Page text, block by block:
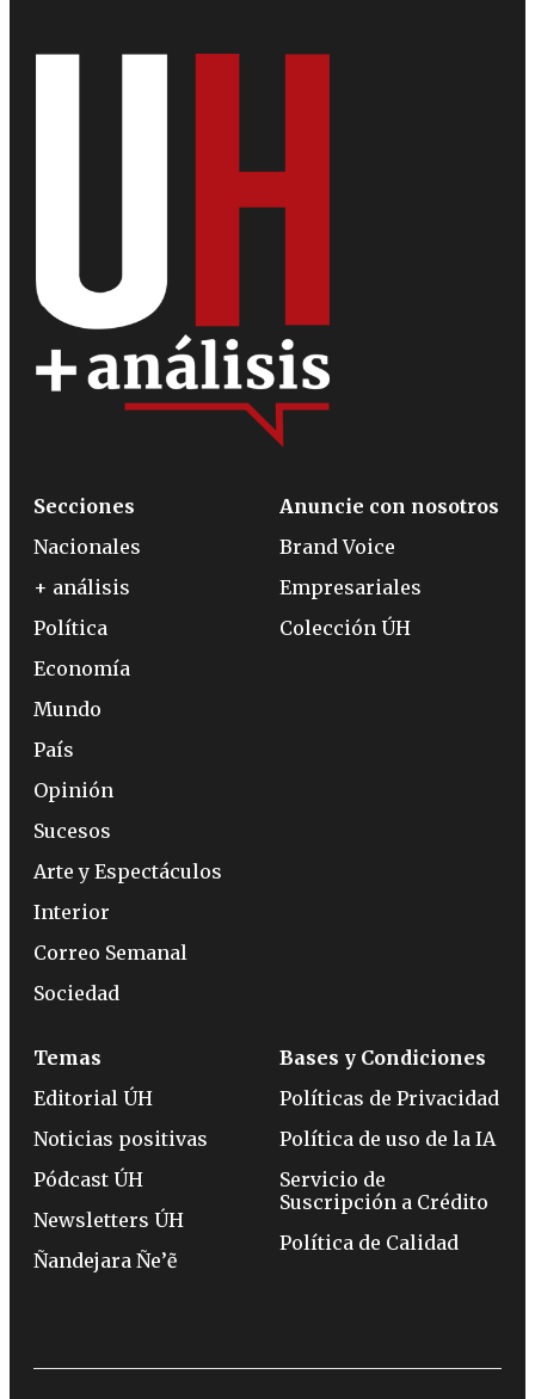
Secciones
Nacionales
+ análisis
Política
Economía
Mundo
País
Opinión
Sucesos
Arte y Espectáculos
Interior
Correo Semanal
Sociedad
Anuncie con nosotros
Brand Voice
Empresariales
Colección ÚH
Temas
Editorial ÚH
Noticias positivas
Pódcast ÚH
Newsletters ÚH
Ñandejara Ñe’ẽ
Bases y Condiciones
Políticas de Privacidad
Política de uso de la IA
Servicio de
Suscripción a Crédito
Política de Calidad